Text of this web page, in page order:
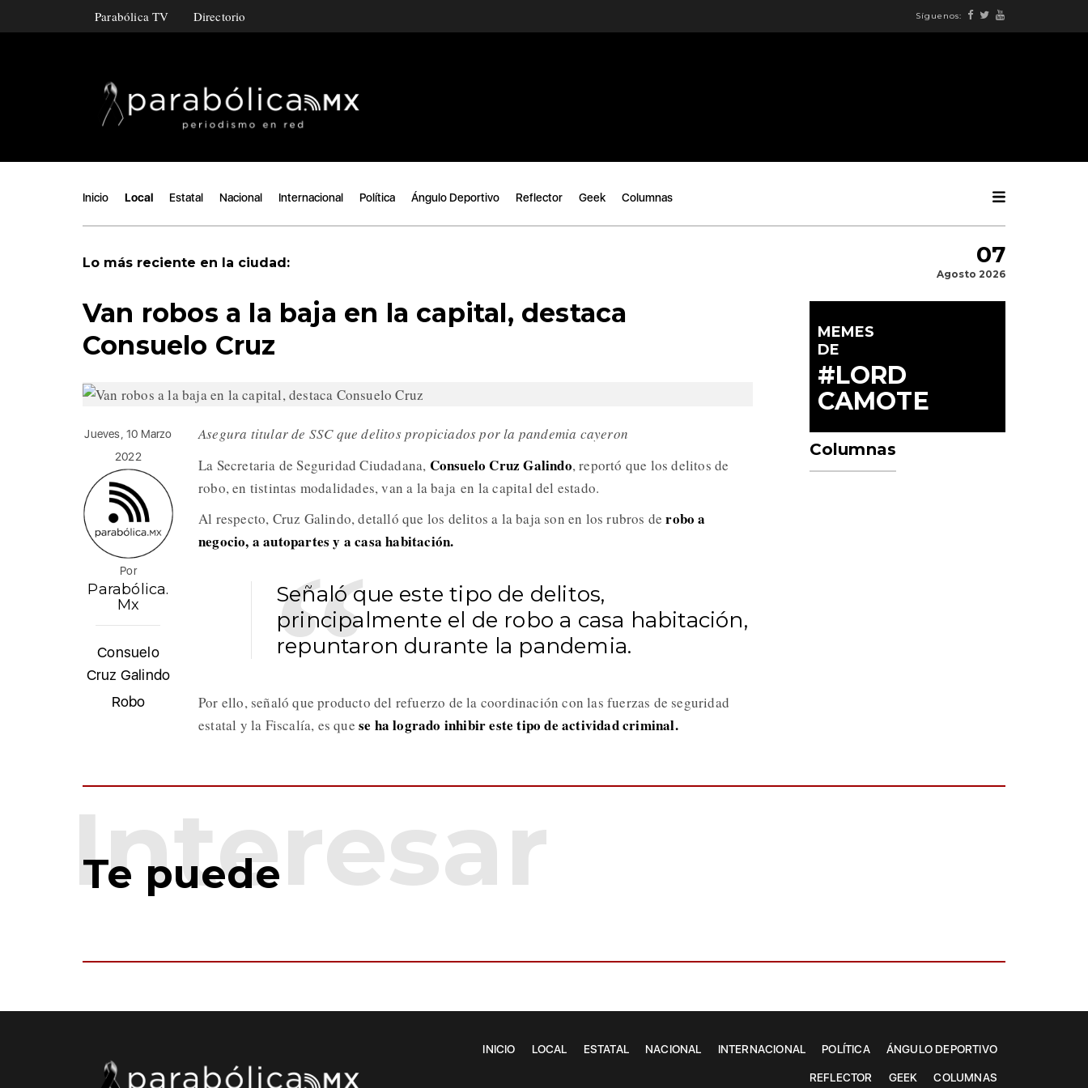
Parabólica TV Directorio Síguenos:
Inicio Local Estatal Nacional Internacional Política Ángulo Deportivo Reflector Geek Columnas
Lo más reciente en la ciudad: 07
Agosto 2026
Van robos a la baja en la capital, destaca
Consuelo Cruz
Jueves, 10 Marzo
2022
Por
Parabólica.
Mx
Consuelo
Cruz Galindo
Robo
Asegura titular de SSC que delitos propiciados por la pandemia cayeron
La Secretaria de Seguridad Ciudadana, Consuelo Cruz Galindo, reportó que los delitos de
robo, en tistintas modalidades, van a la baja en la capital del estado.
Al respecto, Cruz Galindo, detalló que los delitos a la baja son en los rubros de robo a
negocio, a autopartes y a casa habitación.
Señaló que este tipo de delitos,
principalmente el de robo a casa habitación,
repuntaron durante la pandemia.
Por ello, señaló que producto del refuerzo de la coordinación con las fuerzas de seguridad
estatal y la Fiscalía, es que se ha logrado inhibir este tipo de actividad criminal.
MEMES
DE
#LORD
CAMOTE
Columnas
Te puede
INICIO LOCAL ESTATAL NACIONAL INTERNACIONAL POLÍTICA ÁNGULO DEPORTIVO
REFLECTOR GEEK COLUMNAS